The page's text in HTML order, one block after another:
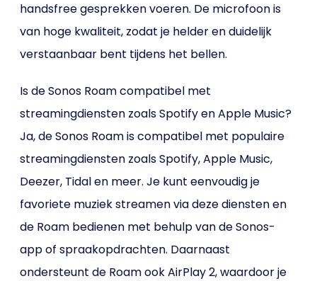
handsfree gesprekken voeren. De microfoon is
van hoge kwaliteit, zodat je helder en duidelijk
verstaanbaar bent tijdens het bellen.
Is de Sonos Roam compatibel met
streamingdiensten zoals Spotify en Apple Music?
Ja, de Sonos Roam is compatibel met populaire
streamingdiensten zoals Spotify, Apple Music,
Deezer, Tidal en meer. Je kunt eenvoudig je
favoriete muziek streamen via deze diensten en
de Roam bedienen met behulp van de Sonos-
app of spraakopdrachten. Daarnaast
ondersteunt de Roam ook AirPlay 2, waardoor je